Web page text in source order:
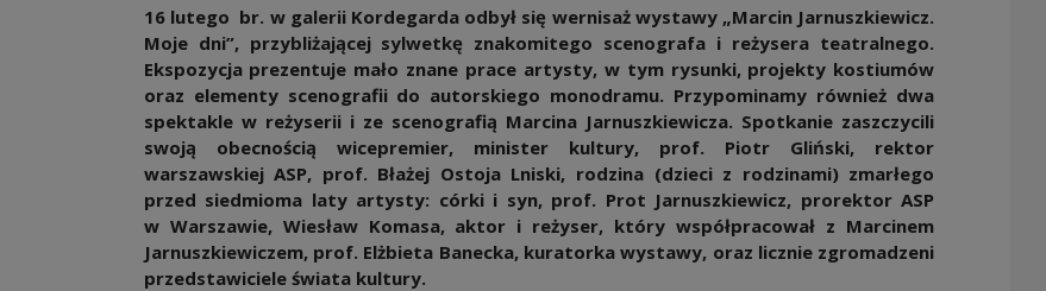
16 lutego br. w galerii Kordegarda odbył się wernisaż wystawy „Marcin Jarnuszkiewicz.
Moje dni”, przybliżającej sylwetkę znakomitego scenografa i reżysera teatralnego.
Ekspozycja prezentuje mało znane prace artysty, w tym rysunki, projekty kostiumów
oraz elementy scenografii do autorskiego monodramu. Przypominamy również dwa
spektakle w reżyserii i ze scenografią Marcina Jarnuszkiewicza. Spotkanie zaszczycili
swoją obecnością wicepremier, minister kultury, prof. Piotr Gliński, rektor
warszawskiej ASP, prof. Błażej Ostoja Lniski, rodzina (dzieci z rodzinami) zmarłego
przed siedmioma laty artysty: córki i syn, prof. Prot Jarnuszkiewicz, prorektor ASP
w Warszawie, Wiesław Komasa, aktor i reżyser, który współpracował z Marcinem
Jarnuszkiewiczem, prof. Elżbieta Banecka, kuratorka wystawy, oraz licznie zgromadzeni
przedstawiciele świata kultury.